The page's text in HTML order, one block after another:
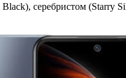
серебристом (Starry